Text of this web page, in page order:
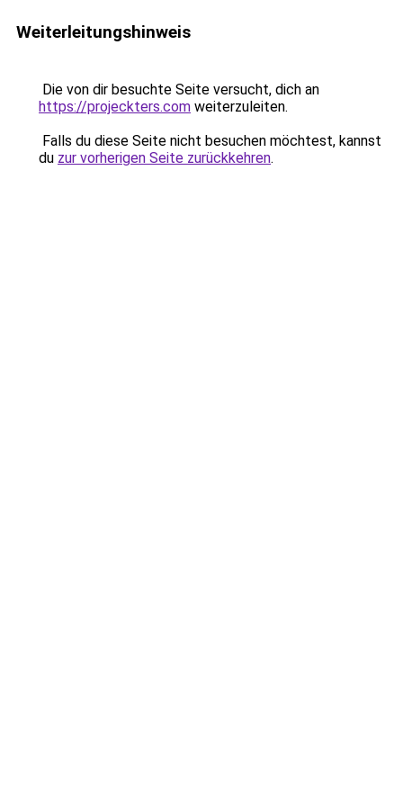
Weiterleitungshinweis
Die von dir besuchte Seite versucht, dich an
https://projeckters.com weiterzuleiten.
Falls du diese Seite nicht besuchen möchtest, kannst
du zur vorherigen Seite zurückkehren.